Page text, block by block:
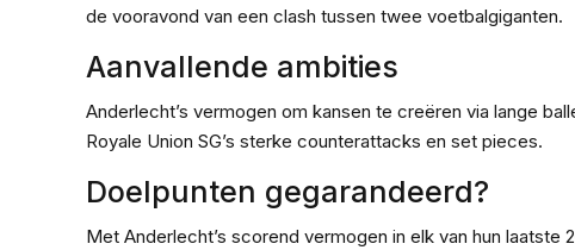
de vooravond van een clash tussen twee voetbalgiganten.
Aanvallende ambities
Anderlecht’s vermogen om kansen te creëren via lange
Royale Union SG’s sterke counterattacks en set pieces.
Doelpunten gegarandeerd?
Met Anderlecht’s scorend vermogen in elk van hun laatste